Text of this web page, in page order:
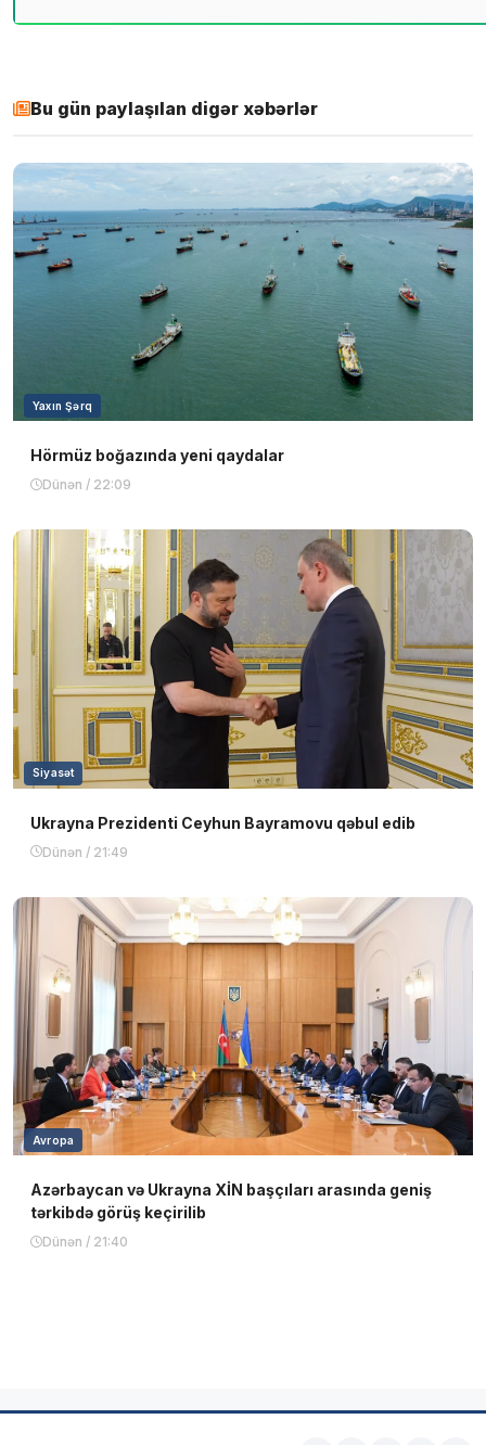
Bu gün paylaşılan digər xəbərlər
Yaxın Şərq
Hörmüz boğazında yeni qaydalar
Dünən / 22:09
Siyasət
Ukrayna Prezidenti Ceyhun Bayramovu qəbul edib
Dünən / 21:49
Avropa
Azərbaycan və Ukrayna XİN başçıları arasında geniş
tərkibdə görüş keçirilib
Dünən / 21:40